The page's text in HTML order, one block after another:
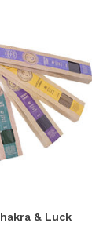
& Luck